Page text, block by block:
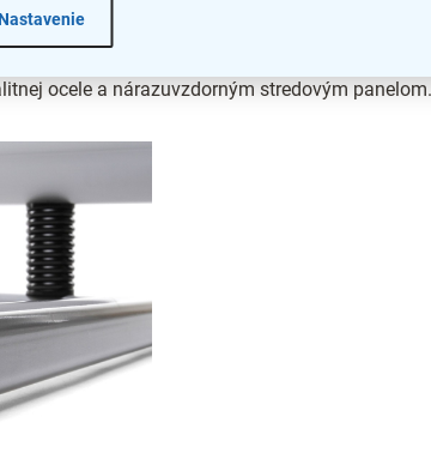
ocele a nárazuvzdorným stredovým panelom.